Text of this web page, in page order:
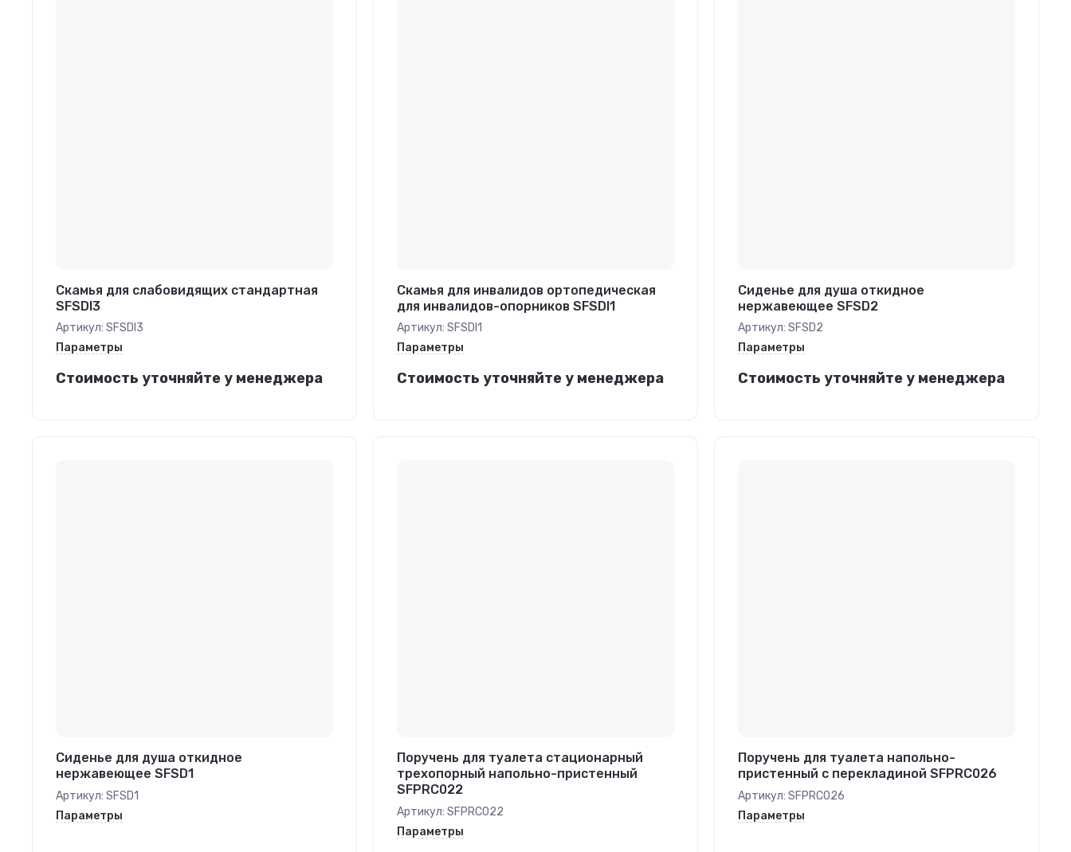
Скамья для слабовидящих стандартная
SFSDI3
Артикул: SFSDI3
Параметры
Стоимость уточняйте у менеджера
Скамья для инвалидов ортопедическая
для инвалидов-опорников SFSDI1
Артикул: SFSDI1
Параметры
Стоимость уточняйте у менеджера
Сиденье для душа откидное
нержавеющее SFSD2
Артикул: SFSD2
Параметры
Стоимость уточняйте у менеджера
Сиденье для душа откидное
нержавеющее SFSD1
Артикул: SFSD1
Параметры
Поручень для туалета стационарный
трехопорный напольно-пристенный
SFPRC022
Артикул: SFPRC022
Параметры
Поручень для туалета напольно-
пристенный с перекладиной SFPRC026
Артикул: SFPRC026
Параметры